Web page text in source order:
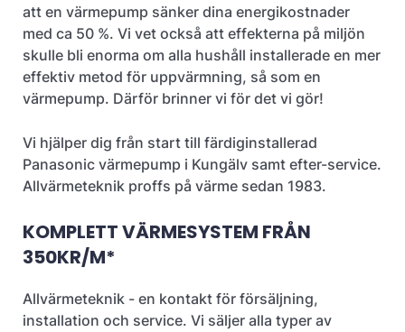
att en värmepump sänker dina energikostnader
med ca 50 %. Vi vet också att effekterna på miljön
skulle bli enorma om alla hushåll installerade en mer
effektiv metod för uppvärmning, så som en
värmepump. Därför brinner vi för det vi gör!
Vi hjälper dig från start till färdiginstallerad
Panasonic värmepump i Kungälv samt efter-service.
Allvärmeteknik proffs på värme sedan 1983.
KOMPLETT VÄRMESYSTEM FRÅN
350KR/M*
Allvärmeteknik - en kontakt för försäljning,
installation och service. Vi säljer alla typer av